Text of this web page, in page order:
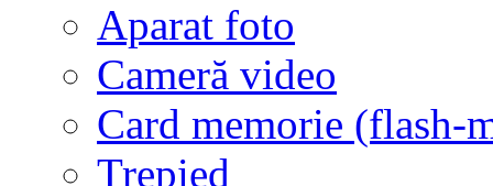
Aparat foto
Cameră video
Card memorie (flash-
Trepied